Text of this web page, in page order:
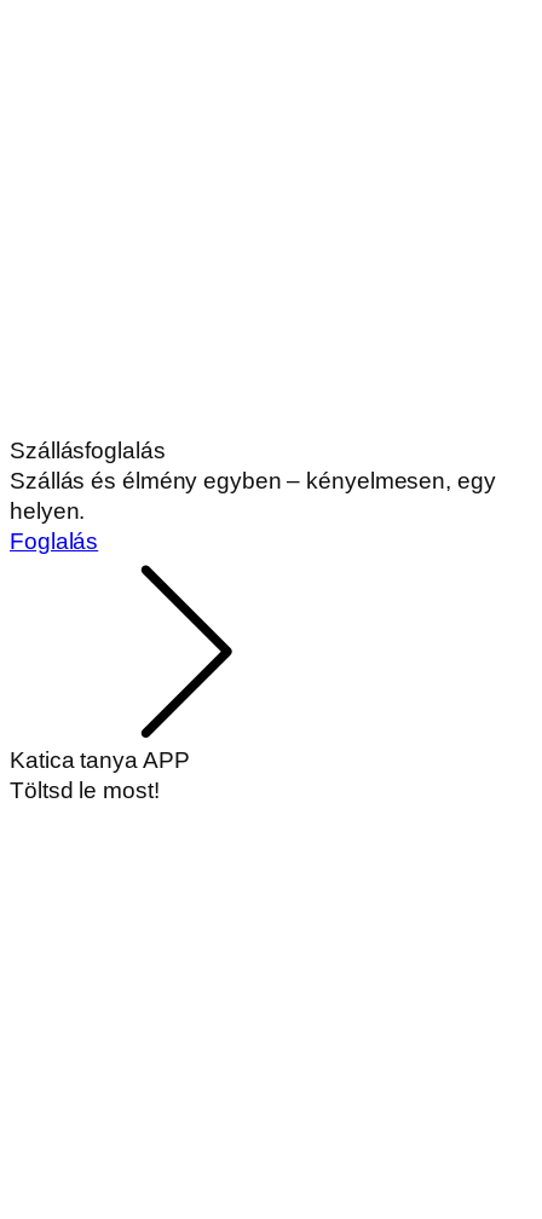
Szállásfoglalás
Szállás és élmény egyben – kényelmesen, egy
helyen.
Foglalás
Katica tanya APP
Töltsd le most!